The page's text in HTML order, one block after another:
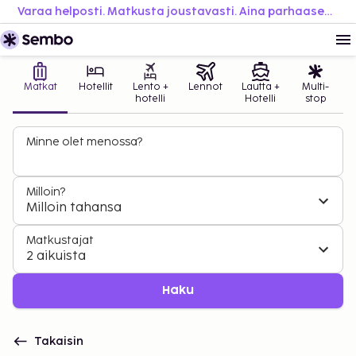
Varaa helposti. Matkusta joustavasti. Aina parhaaseen hintaan.
Matkat Hotellit
Lento +
hotelli
Lennot
Lautta +
Hotelli
Multi-
stop
Minne olet menossa?
Milloin?
Milloin tahansa
Matkustajat
2 aikuista
Haku
Takaisin